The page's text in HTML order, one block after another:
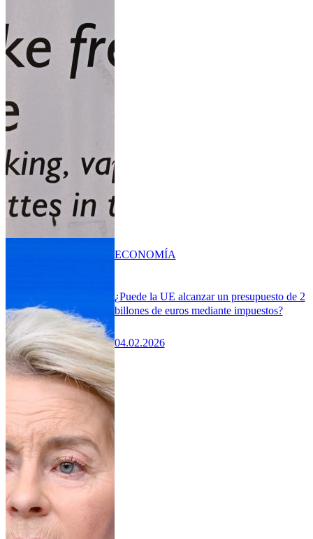
¿Puede la UE alcanzar un presupuesto de 2
billones de euros mediante impuestos?
04.02.2026
ECONOMÍA